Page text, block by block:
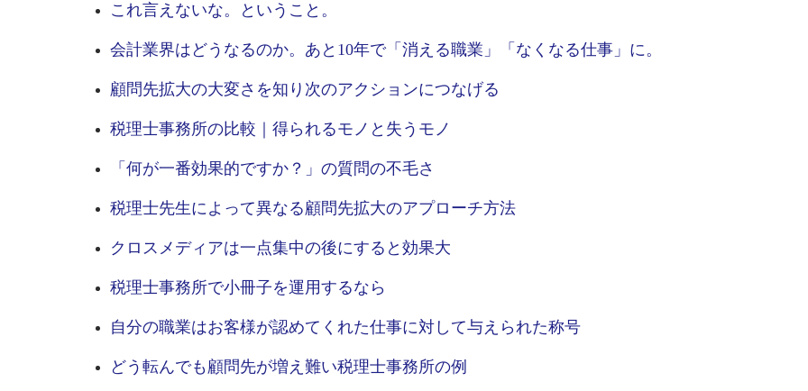
これ言えないな。ということ。
会計業界はどうなるのか。あと10年で「消える職業」「なくなる仕事」に。
顧問先拡大の大変さを知り次のアクションにつなげる
税理士事務所の比較｜得られるモノと失うモノ
「何が一番効果的ですか？」の質問の不毛さ
税理士先生によって異なる顧問先拡大のアプローチ方法
クロスメディアは一点集中の後にすると効果大
税理士事務所で小冊子を運用するなら
自分の職業はお客様が認めてくれた仕事に対して与えられた称号
どう転んでも顧問先が増え難い税理士事務所の例